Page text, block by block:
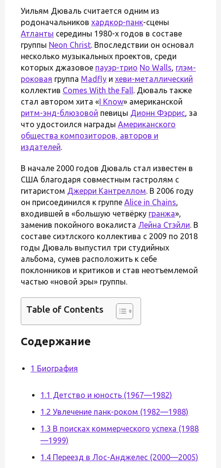
Уильям Дюваль считается одним из
родоначальников хардкор-панк-сцены
Атланты середины 1980-х годов в составе
группы Neon Christ. Впоследствии он основал
несколько музыкальных проектов, среди
которых джазовое пауэр-трио No Walls, глэм-
роковая группа Madfly и хеви-металлический
коллектив Comes With the Fall. Дюваль также
стал автором хита «I Know» американской
ритм-энд-блюзовой певицы Дионн Фэррис, за
что удостоился награды Американского
общества композиторов, авторов и
издателей.
В начале 2000 годов Дюваль стал известен в
США благодаря совместным гастролям с
гитаристом Джерри Кантреллом. В 2006 году
он присоединился к группе Alice in Chains,
входившей в «большую четвёрку гранжа»,
заменив покойного вокалиста Лейна Стэйли. В
составе сиэтлского коллектива с 2009 по 2018
годы Дюваль выпустил три студийных
альбома, сумев расположить к себе
поклонников и критиков и став неотъемлемой
частью «новой эры» группы.
Table of Contents
Содержание
1 Биография
1.1 Детство и юность (1967—1982)
1.2 Увлечение панк-роком (1982—1988)
1.3 В поисках коммерческого успеха (1988
—1999)
1.4 Переезд в Лос-Анджелес (2000—2005)